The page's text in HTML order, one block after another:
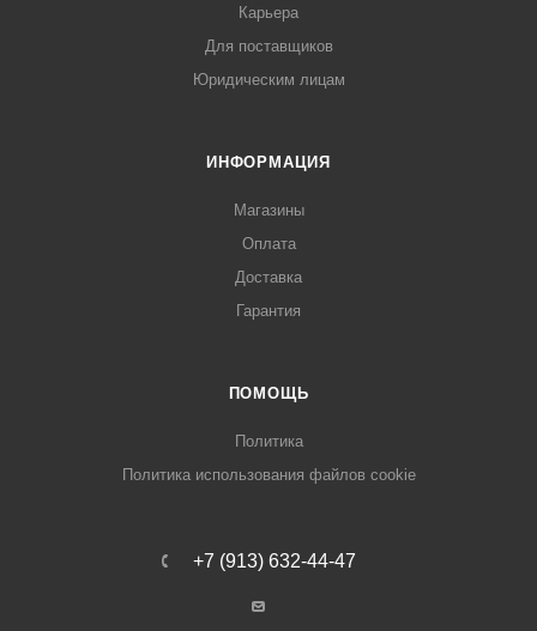
Карьера
Для поставщиков
Юридическим лицам
ИНФОРМАЦИЯ
Магазины
Оплата
Доставка
Гарантия
ПОМОЩЬ
Политика
Политика использования файлов cookie
+7 (913) 632-44-47